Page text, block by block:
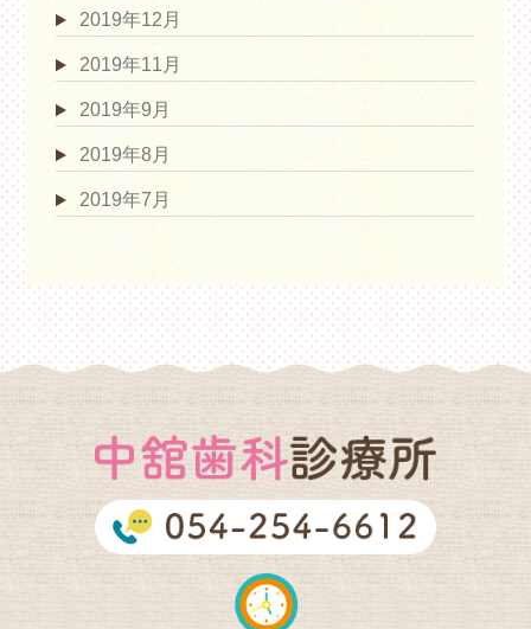
2019年12月
2019年11月
2019年9月
2019年8月
2019年7月